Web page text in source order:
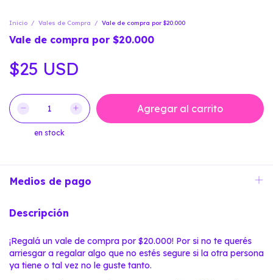
Inicio / Vales de Compra / Vale de compra por $20.000
Vale de compra por $20.000
$25 USD
en stock
Medios de pago
Descripción
¡Regalá un vale de compra por $20.000! Por si no te querés
arriesgar a regalar algo que no estés segure si la otra persona
ya tiene o tal vez no le guste tanto.